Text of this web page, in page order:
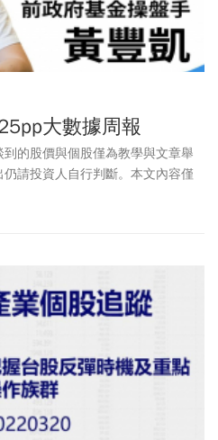
大數據周報
的股價與個股僅為教學與文章舉
請投資人自行判斷。本文內容僅
任何翻印、轉載，或以任何型態